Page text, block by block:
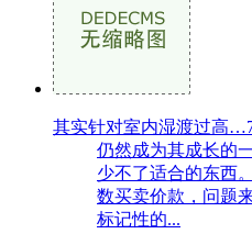
其实针对室内湿渡过高
仍然成为其成长的
少不了适合的东西
数买卖价款，问题
标记性的...